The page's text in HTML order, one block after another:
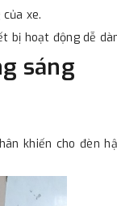
xe.
bị hoạt động dễ
sáng
khiến cho đèn